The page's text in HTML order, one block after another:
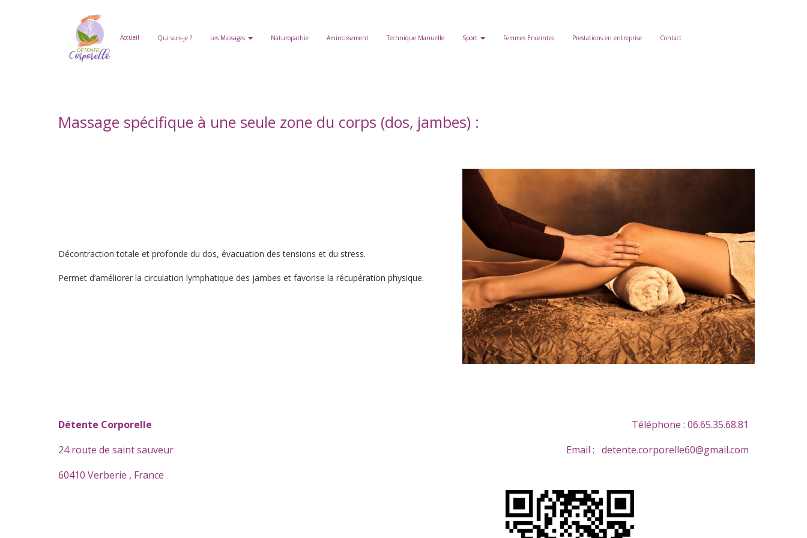
Accueil Qui suis-je ? Les Massages Naturopathie Amincissement Technique Manuelle Sport Femmes Enceintes Prestations en entreprise Contact
Massage spécifique à une seule zone du corps (dos, jambes) :
Décontraction totale et profonde du dos, évacuation des tensions et du stress.
Permet d’améliorer la circulation lymphatique des jambes et favorise la récupération physique.
Détente Corporelle
24 route de saint sauveur
60410 Verberie , France
Téléphone : 06.65.35.68.81
Email : detente.corporelle60@gmail.com